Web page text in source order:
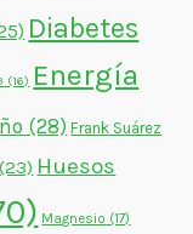
Diabetes
(16) Energía
(28) Frank Suárez
(23) Huesos
Magnesio (17)